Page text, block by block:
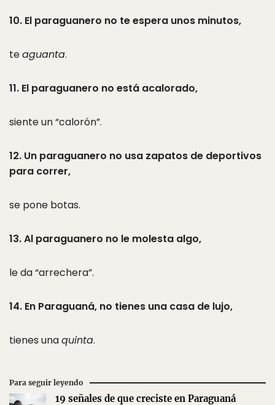
10. El paraguanero no te espera unos minutos,
teaguanta.
11. El paraguanero no está acalorado,
siente un “calorón”.
12. Un paraguanero no usa zapatos de deportivos
para correr,
se pone botas.
13. Al paraguanero no le molesta algo,
le da “arrechera”.
14. En Paraguaná, no tienes una casa de lujo,
tienes unaquinta.
Para seguir leyendo
19 señales de que creciste en Paraguaná